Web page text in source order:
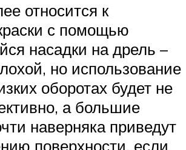
относится к
с помощью
насадки на дрель –
но использование
оборотах будет не
а большие
наверняка приведут
поверхности, если